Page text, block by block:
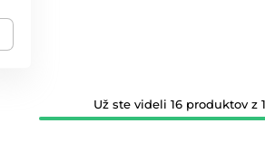
Už ste videli 16 produktov z